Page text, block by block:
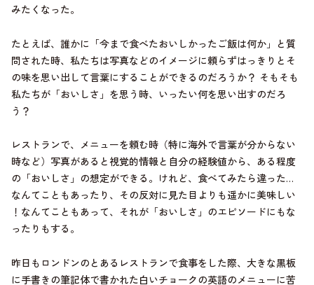
みたくなった。
たとえば、誰かに「今まで食べたおいしかったご飯は何か」と質
問された時、私たちは写真などのイメージに頼らずはっきりとそ
の味を思い出して言葉にすることができるのだろうか？ そもそも
私たちが「おいしさ」を思う時、いったい何を思い出すのだろ
う？
レストランで、メニューを頼む時（特に海外で言葉が分からない
時など）写真があると視覚的情報と自分の経験値から、ある程度
の「おいしさ」の想定ができる。けれど、食べてみたら違った…
なんてこともあったり、その反対に見た目よりも遥かに美味しい
！なんてこともあって、それが「おいしさ」のエピソードにもな
ったりもする。
昨日もロンドンのとあるレストランで食事をした際、大きな黒板
に手書きの筆記体で書かれた白いチョークの英語のメニューに苦